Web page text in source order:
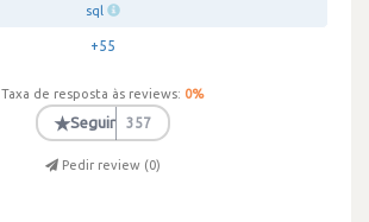
sql
+55
Taxa de resposta às reviews: 0%
★Seguir 357
Pedir review (0)